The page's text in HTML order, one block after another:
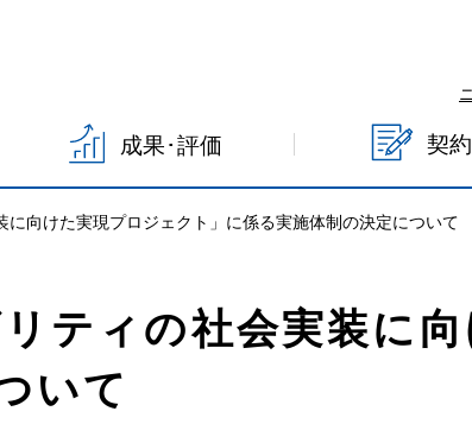
成果･評価 契
向けた実現プロジェクト」に係る実施体制の決定について
ティの社会実装に
いて